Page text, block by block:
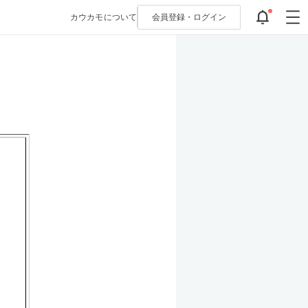
カウカモについて 会員登録・ ログイン